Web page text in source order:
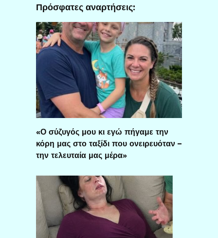
Πρόσφατες αναρτήσεις:
«Ο σύζυγός μου κι εγώ πήγαμε την
κόρη μας στο ταξίδι που ονειρευόταν –
την τελευταία μας μέρα»